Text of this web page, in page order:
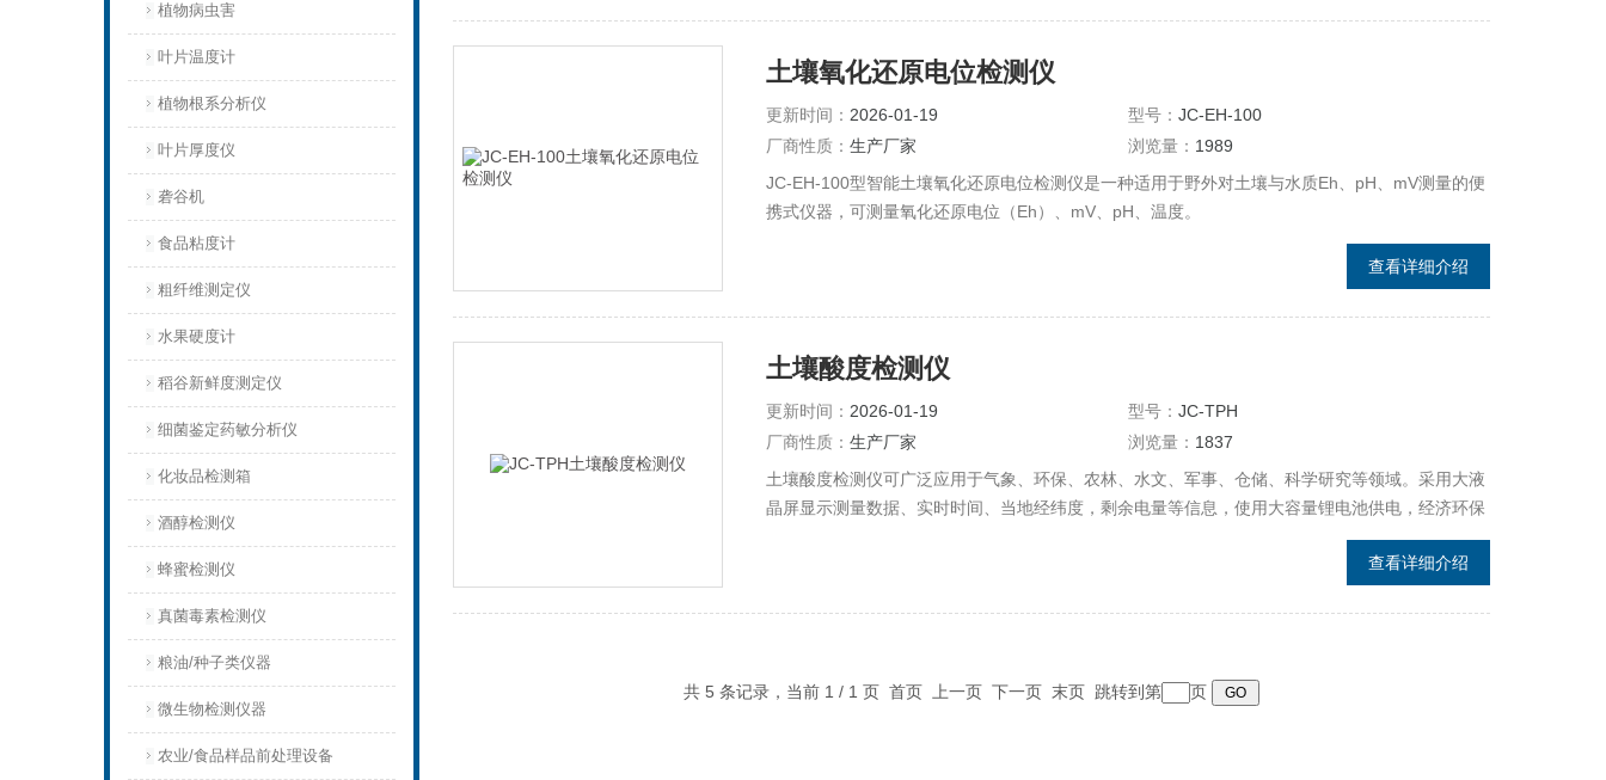
植物病虫害
叶片温度计
植物根系分析仪
叶片厚度仪
砻谷机
食品粘度计
粗纤维测定仪
水果硬度计
稻谷新鲜度测定仪
细菌鉴定药敏分析仪
化妆品检测箱
酒醇检测仪
蜂蜜检测仪
真菌毒素检测仪
粮油/种子类仪器
微生物检测仪器
农业/食品样品前处理设备
土壤氧化还原电位检测仪
更新时间： 2026-01-19 型号： JC-EH-100
厂商性质： 生产厂家 浏览量： 1989
JC-EH-100型智能土壤氧化还原电位检测仪是一种适用于野外对土壤与水质Eh、pH、mV测量的便
携式仪器，可测量氧化还原电位（Eh）、mV、pH、温度。
查看详细介绍
土壤酸度检测仪
更新时间： 2026-01-19 型号： JC-TPH
厂商性质： 生产厂家 浏览量： 1837
土壤酸度检测仪可广泛应用于气象、环保、农林、水文、军事、仓储、科学研究等领域。采用大液
晶屏显示测量数据、实时时间、当地经纬度，剩余电量等信息，使用大容量锂电池供电，经济环保
查看详细介绍
共 5 条记录，当前 1 / 1 页 首页 上一页 下一页 末页 跳转到第 页